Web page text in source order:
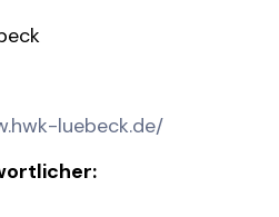
luebeck.de/